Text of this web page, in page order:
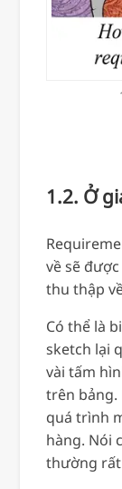
1.2. Ở
về sẽ
thu thập
Có thể là
sketch lại
vài tấm
trên bảng.
quá trình
hàng. Nói
thường rất